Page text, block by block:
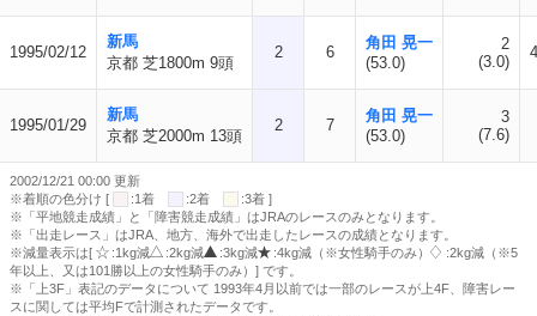
1995/02/12
新馬
京都 芝1800m 9頭
2 6
角田 晃一
(53.0)
2
(3.0)
1995/01/29
新馬
京都 芝2000m 13頭
2 7
角田 晃一
(53.0)
3
(7.6)
2002/12/21 00:00 更新
※着順の色分け [
:1着 :2着
:3着 ]
※「平地競走成績」と「障害競走成績」はJRAのレースのみとなります。
※「出走レース」はJRA、地方、海外で出走したレースの成績となります。
※減量表示は[
:1kg減 :2kg減 :3kg減 :4kg減（※女性騎手のみ）
:2kg減（※5
年以上、又は101勝以上の女性騎手のみ）] です。
※「上3F」表記のデータについて 1993年4月以前では一部のレースが上4F、障害レー
スに関しては平均Fで計測されたデータです。